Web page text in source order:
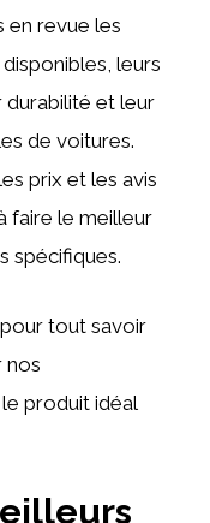
en revue les
disponibles, leurs
durabilité et leur
de voitures.
prix et les avis
faire le meilleur
spécifiques.
tout savoir
nos
produit idéal